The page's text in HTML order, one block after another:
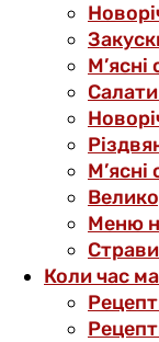
М’ясні
Меню
Коли час